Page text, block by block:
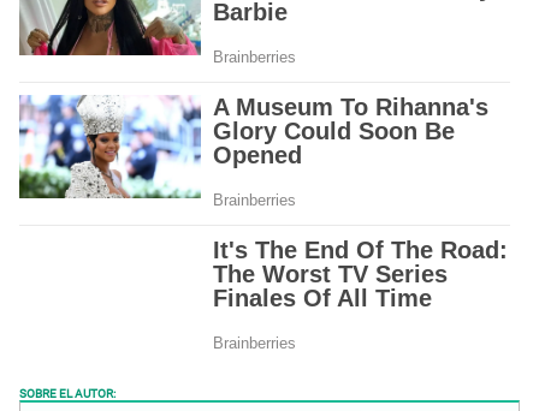
SOBRE EL AUTOR: